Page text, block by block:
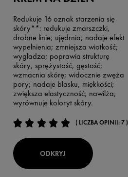
Redukuje 16 oznak starzenia się
skóry**: redukuje zmarszczki,
drobne linie; ujędrnia; nadaje efekt
wypełnienia; zmniejsza wiotkość;
wygładza; poprawia strukturę
skóry, sprężystość, gęstość;
wzmacnia skórę; widocznie zwęża
pory; nadaje blasku, miękkości;
zwiększa elastyczność; nawilża;
wyrównuje koloryt skóry.
( LICZBA OPINII: 7 )
ODKRYJ